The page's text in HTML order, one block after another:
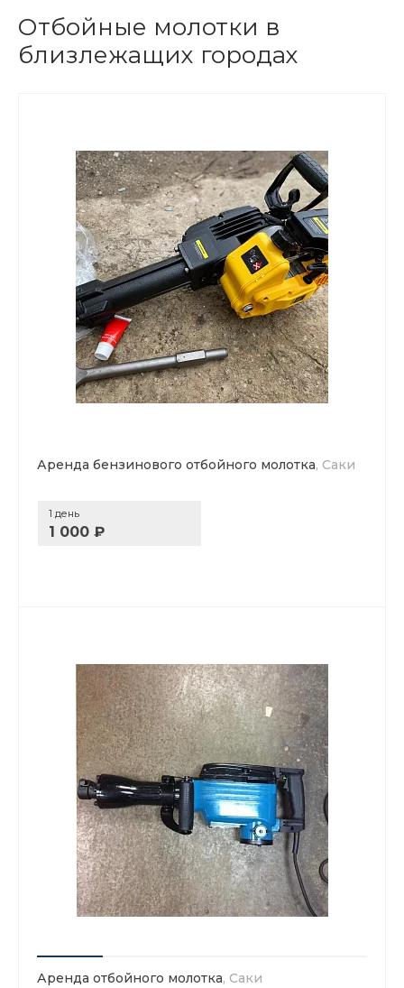
Отбойные молотки в
близлежащих городах
Аренда бензинового отбойного молотка, Саки
1 день
1 000 ₽
Аренда отбойного молотка, Саки